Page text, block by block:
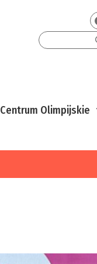
Centrum Olimpijskie